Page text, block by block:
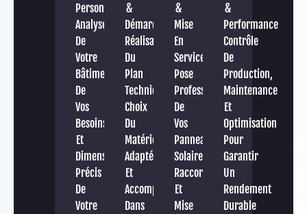
Personnalisée
Analyse
De
Votre
Bâtiment,
De
Vos
Besoins
Et
Dimensionnement
Précis
De
Votre
&
Démarches
Réalisation
Du
Plan
Technique,
Choix
Du
Matériel
Adapté
Et
Accompagnement
Dans
&
Mise
En
Service
Pose
Professionnelle
De
Vos
Panneaux
Solaires,
Raccordement
Et
Mise
&
Performance
Contrôle
De
Production,
Maintenance
Et
Optimisation
Pour
Garantir
Un
Rendement
Durable